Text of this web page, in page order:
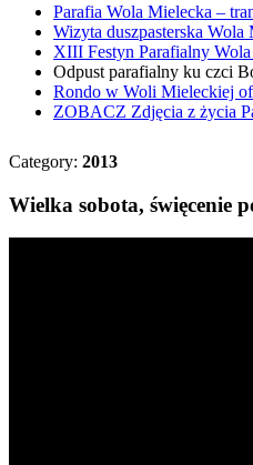
Parafia Wola Mielecka –
Wizyta duszpasterska
XIII Festyn Parafialny
Odpust parafialny ku czci
Rondo w Woli Mieleckiej
ZOBACZ Zdjęcia z życia
Category: 2013
Wielka sobota, święcenie